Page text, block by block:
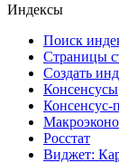
Индексы
Поиск
Страницы
Создать
Консенсусы
Консенсус-
Росстат
Виджет: